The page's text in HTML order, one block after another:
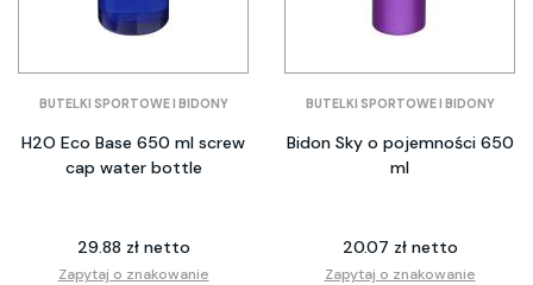
BUTELKI SPORTOWE I BIDONY
H2O Eco Base 650 ml screw
cap water bottle
29.88 zł netto
Zapytaj o znakowanie
BUTELKI SPORTOWE I BIDONY
Bidon Sky o pojemności 650
ml
20.07 zł netto
Zapytaj o znakowanie